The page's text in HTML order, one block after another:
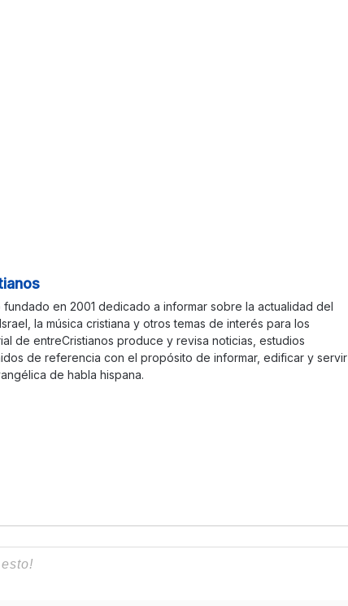
en 2001 dedicado a informar sobre la actualidad del
la música cristiana y otros temas de interés para los
de entreCristianos produce y revisa noticias, estudios
de referencia con el propósito de informar, edificar y servir
de habla hispana.